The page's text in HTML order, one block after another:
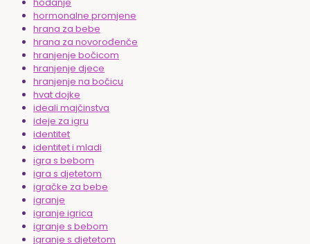
hormonalne promjene
hrana za bebe
hrana za novorođenče
hranjenje bočicom
hranjenje djece
hranjenje na bočicu
hvat dojke
ideali majčinstva
ideje za igru
identitet
identitet i mladi
igra s bebom
igra s djetetom
igračke za bebe
igranje
igranje igrica
igranje s bebom
igranje s djetetom